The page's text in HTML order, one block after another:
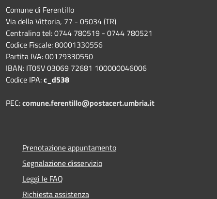
Comune di Ferentillo
Via della Vittoria, 77 - 05034 (TR)
Centralino tel: 0744 780519 - 0744 780521
Codice Fiscale: 80001330556
Partita IVA: 00179330550
IBAN: IT05V 03069 72681 100000046006
Codice IPA:c_d538
PEC:comune.ferentillo@postacert.umbria.it
Prenotazione appuntamento
Segnalazione disservizio
Leggi le FAQ
Richiesta assistenza